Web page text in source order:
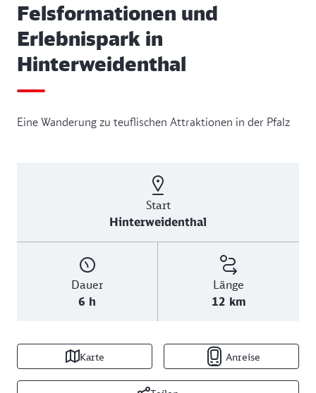
Felsformationen und
Erlebnispark in
Hinterweidenthal
Eine Wanderung zu teuflischen Attraktionen in der Pfalz
Start
Hinterweidenthal
Dauer
6 h
Länge
12 km
Karte Anreise